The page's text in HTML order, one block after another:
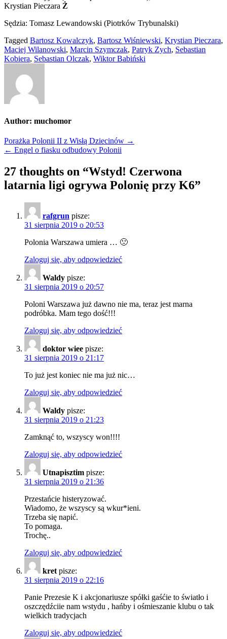
Krystian Pieczara Ż
Sędzia: Tomasz Lewandowski (Piotrków Trybunalski)
Tagged Bartosz Kowalczyk, Bartosz Wiśniewski, Krystian Pieczara,
Maciej Wilanowski, Marcin Szymczak, Patryk Zych, Sebastian
Kobiera, Sebastian Olczak, Wiktor Babiński
Author: muchomor
Nawigacja
wpisu
Porażka Polonii II z Wisłą Dziecinów →
← Engel o fiasku odbudowy Polonii
27 thoughts on “Wstyd! Czerwona
latarnia ligi ogrywa Polonię przy K6”
rafgrun pisze:
31 sierpnia 2019 o 20:53
Polonia Warszawa umiera … 🙁
Zaloguj się, aby odpowiedzieć
Waldy pisze:
31 sierpnia 2019 o 20:57
Poloni Warszawa już dawno nie ma, teraz jest marna
podróbka. Mam tego dość!!!
Zaloguj się, aby odpowiedzieć
doktor wiee pisze:
31 sierpnia 2019 o 21:17
To już jest koniec nie ma już nic…
Zaloguj się, aby odpowiedzieć
Waldy pisze:
31 sierpnia 2019 o 21:23
Zamknąć to, wszyscy won!!!!
Zaloguj się, aby odpowiedzieć
Utnapisztim pisze:
31 sierpnia 2019 o 21:36
Przestańcie histeryzować.
Wiadomo, że wszyscy są wkur*ieni.
Trzeba się napić.
To pomaga.
Trochę..
Zaloguj się, aby odpowiedzieć
kret pisze:
31 sierpnia 2019 o 22:16
Panie Prezesie K i akcjonariusze spółki gaśćie to światło i
oszczędźciie nam wstydu , hańby i ośmieszanie klubu o tak
wielkich tradycjach
Zaloguj się, aby odpowiedzieć